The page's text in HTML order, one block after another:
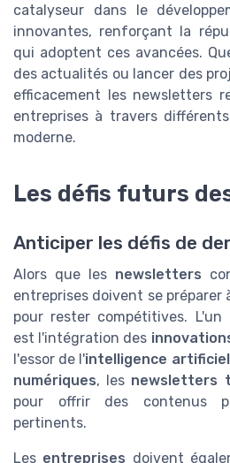
catalyseur dans le
innovantes, renforçant la
qui adoptent ces avancées.
des actualités ou lancer des
efficacement les newsletters
entreprises à travers
moderne.
Les défis futurs
Anticiper les défis de
Alors que les newsletters
entreprises doivent se préparer
pour rester compétitives. L'un
est l'intégration des
l'essor de l'intelligence
numériques, les newsletters
pour offrir des contenus
pertinents.
Les entreprises doivent